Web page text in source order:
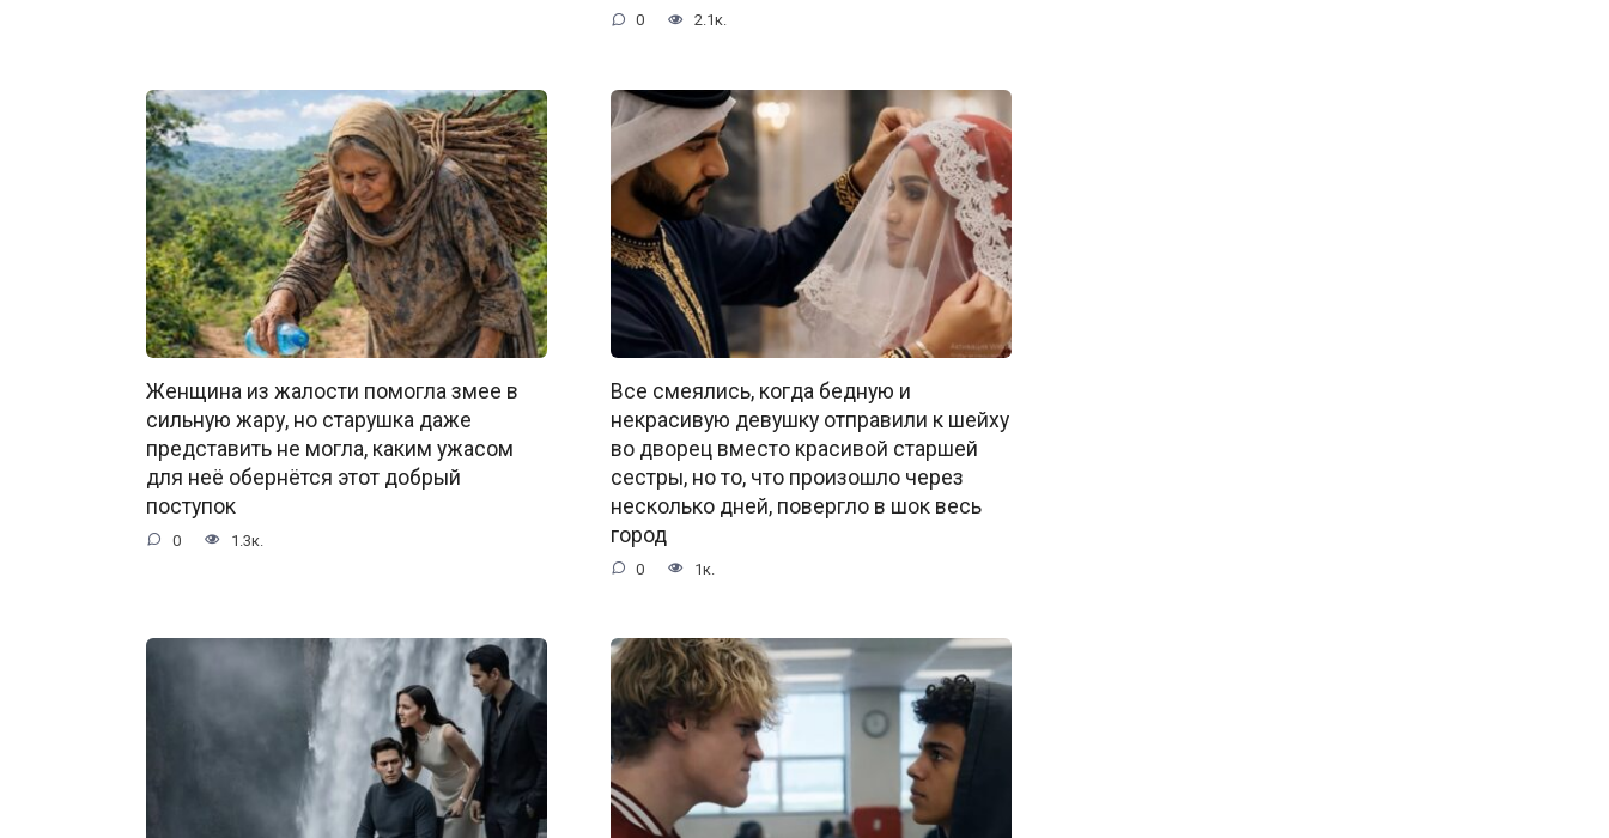
0 2.1к.
Женщина из жалости помогла змее в
сильную жару, но старушка даже
представить не могла, каким ужасом
для неё обернётся этот добрый
поступок
0 1.3к.
Все смеялись, когда бедную и
некрасивую девушку отправили к шейху
во дворец вместо красивой старшей
сестры, но то, что произошло через
несколько дней, повергло в шок весь
город
0 1к.